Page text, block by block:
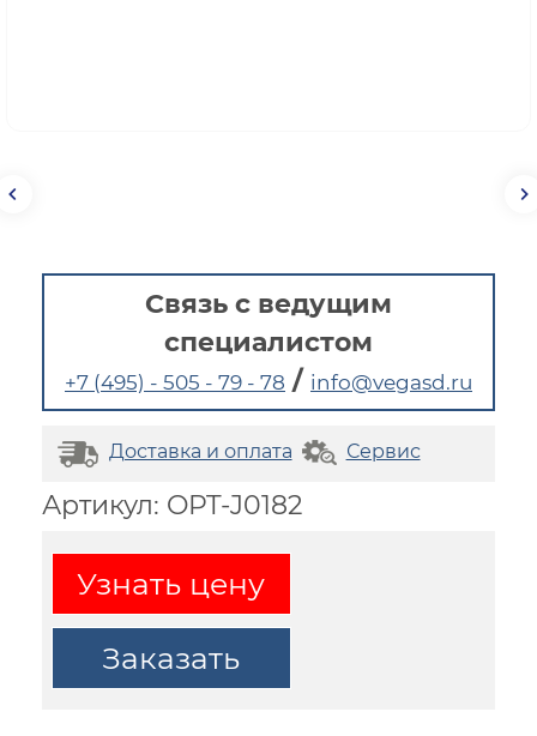
Связь с ведущим
специалистом
+7 (495) - 505 - 79 - 78 / info@vegasd.ru
Доставка и оплата Сервис
Артикул: OPT-J0182
Узнать цену
Заказать